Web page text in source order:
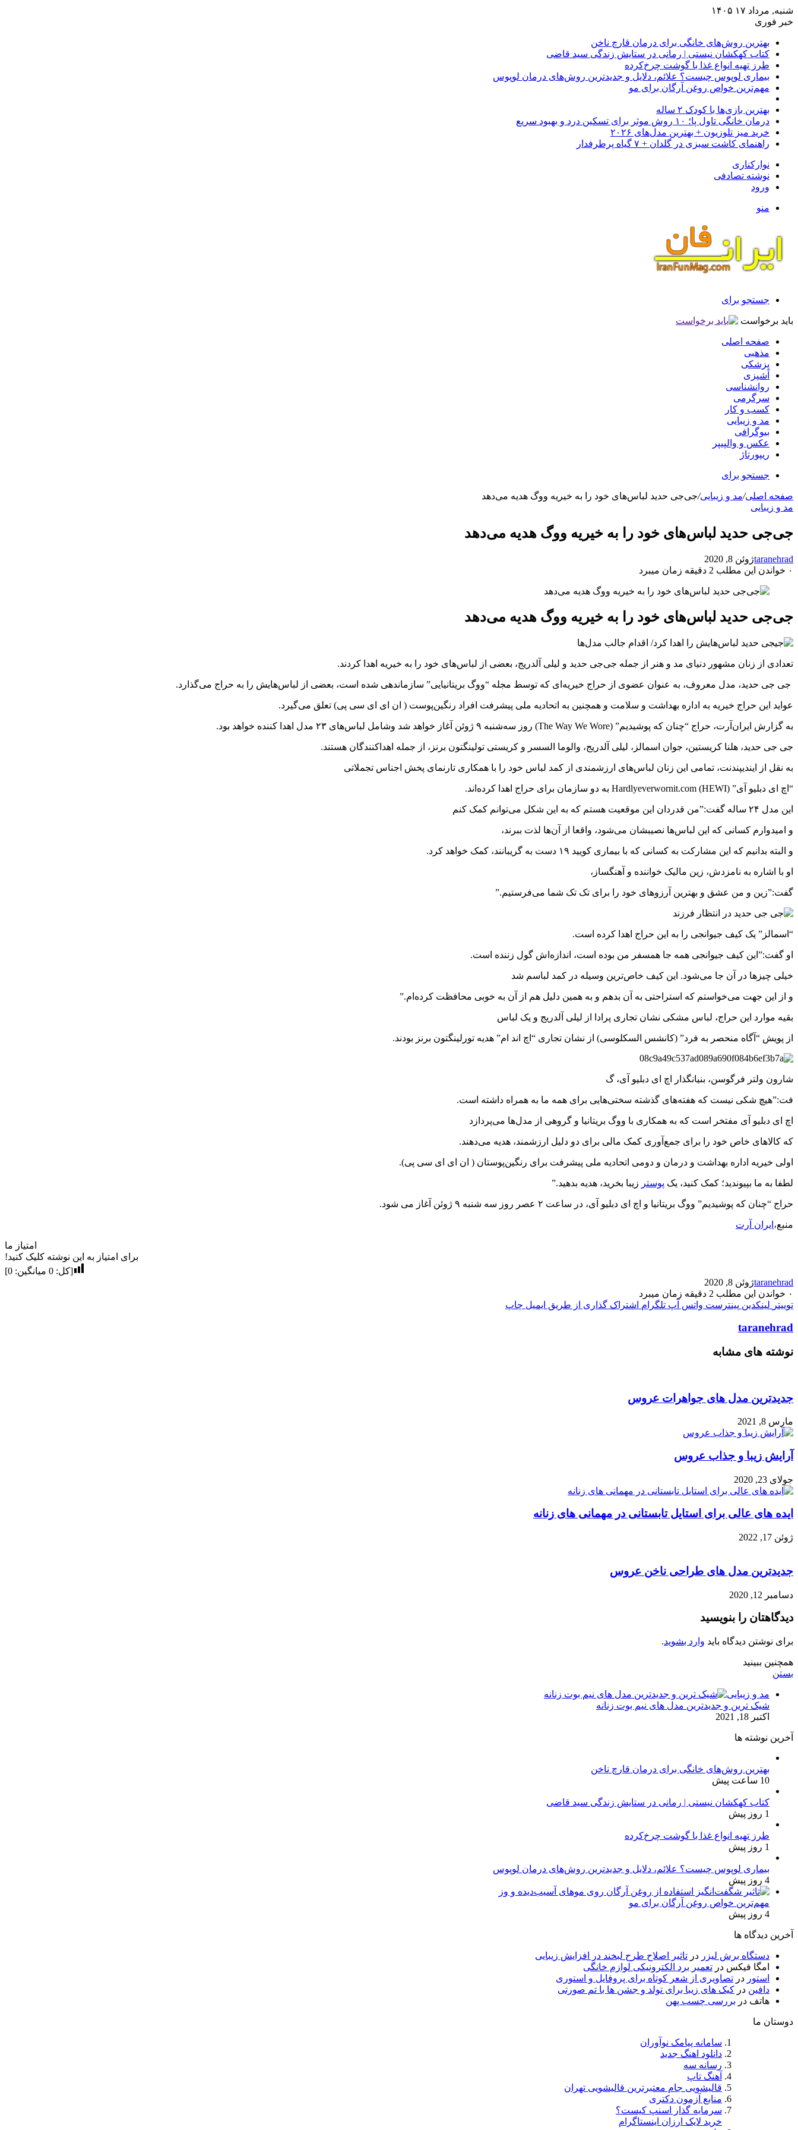
شنبه, مرداد ۱۷ ۱۴۰۵
خبر فوری
بهترین روش‌های خانگی برای درمان قارچ ناخن
کتاب کهکشان نیستی | رمانی در ستایش زندگی سید قاضی
طرز تهیه انواع غذا با گوشت چرخ‌کرده
بیماری لوپوس چیست؟ علائم، دلایل و جدیدترین روش‌های درمان لوپوس
مهم‌ترین خواص روغن آرگان برای مو
بهترین بازی‌ها با کودک ۲ ساله
درمان خانگی تاول پا؛ ۱۰ روش موثر برای تسکین درد و بهبود سریع
خرید میز تلوزیون + بهترین مدل‌های ۲۰۲۶
راهنمای کاشت سبزی در گلدان + ۷ گیاه پرطرفدار
نوارکناری
نوشته تصادفی
ورود
منو
جستجو برای
باید برخواست
صفحه اصلی
مذهبی
پزشکی
آشپزی
روانشناسی
سرگرمی
کسب و کار
مد و زیبایی
بیوگرافی
عکس و والپیپر
ریپورتاژ
جستجو برای
صفحه اصلی/مد و زیبایی/جی‌جی حدید لباس‌های خود را به خیریه ووگ هدیه می‌دهد
مد و زیبایی
جی‌جی حدید لباس‌های خود را به خیریه ووگ هدیه می‌دهد
taranehradژوئن 8, 2020
۰ خواندن این مطلب 2 دقیقه زمان میبرد
جی‌جی حدید لباس‌های خود را به خیریه ووگ هدیه می‌دهد
تعدادی از زنان مشهور دنیای مد و هنر از جمله جی‌جی حدید و لیلی آلدریج، بعضی از لباس‌های خود را به خیریه اهدا کردند.
جی جی حدید، مدل معروف، به عنوان عضوی از حراج خیریه‌ای که توسط مجله “ووگ بریتانیایی” سازماندهی شده است، بعضی از لباس‌هایش را به حراج می‌گذارد.
عواید این حراج خیریه به اداره بهداشت و سلامت و همچنین به اتحادیه ملی پیشرفت افراد رنگین‌پوست ( ان ای ای سی پی) تعلق می‌گیرد.
به گزارش ایران‌آرت، حراج “‌چنان که پوشیدیم” (The Way We Wore) روز سه‌شنبه ۹ ژوئن آغاز خواهد شد وشامل لباس‌های ۲۳ مدل اهدا کننده خواهد بود.
جی جی حدید، هلنا کریستین، جوان اسمالز، لیلی آلدریج، والوما السسر و کریستی تولینگتون برنز، از جمله اهداکنندگان هستند.
به نقل از ایندیپندنت، تمامی این زنان لباس‌های ارزشمندی از کمد لباس خود را با همکاری تارنمای پخش اجناس تجملاتی
“اچ ای دبلیو آی” (Hardlyeverwornit.com (HEWI به دو سازمان برای حراج اهدا کرده‌اند.
این مدل ۲۴ ساله گفت:”من قدردان این موقعیت هستم که به این شکل می‌توانم کمک کنم
و امیدوارم کسانی که این لباس‌‌ها نصیبشان می‌شود، واقعا از آن‌ها لذت ببرند،
و البته بدانیم که این مشارکت به کسانی که با بیماری کویید ۱۹ دست به گریبانند، کمک خواهد کرد.
او با اشاره به نامزدش، زین مالیک خواننده و آهنگساز،
گفت:”زین و من عشق و بهترین آرزوهای خود را برای تک تک شما می‌فرستیم.”
“اسمالز” یک کیف جیوانجی را به این حراج اهدا کرده است.
او گفت:”‌این کیف جیوانجی همه جا همسفر من بوده است، اندازه‌اش گول زننده است.
خیلی چیزها در آن جا می‌شود. این کیف خاص‌ترین وسیله در کمد لباسم شد
و از این جهت می‌خواستم که استراحتی به آن بدهم و به همین دلیل هم از آن به خوبی محافظت کرده‌ام.”
بقیه موارد این حراج، لباس مشکی نشان تجاری پرادا از لیلی آلدریج و یک لباس
از پویش “آگاه منحصر به فرد” (کانشس السکلوسی) از نشان تجاری “اچ اند ام” هدیه تورلینگتون برنز بودند.
شارون ولتر فرگوسن، بنیانگذار اچ ای دبلیو آی، گ
فت:”هیچ شکی نیست که هفته‌های گذشته سختی‌هایی برای همه ما به همراه داشته است.
اچ ای دبلیو آی مفتخر است که به همکاری با ووگ بریتانیا و گروهی از مدل‌ها می‌پردازد
که کالاهای خاص خود را برای جمع‌آوری کمک مالی برای دو دلیل ارزشمند، هدیه می‌دهند.
اولی خیریه اداره بهداشت و درمان و دومی اتحادیه ملی پیشرفت برای رنگین‌پوستان ( ان ای ای سی پی).
لطفا به ما بپیوندید؛ کمک کنید، یک پوستر زیبا بخرید، هدیه بدهید.”
حراج “چنان که پوشیدیم” ووگ بریتانیا و اچ ای دبلیو آی، در ساعت ۲ عصر روز سه شنبه ۹ ژوئن آغاز می شود.
منبع، ایران آرت
امتیاز ما
برای امتیاز به این نوشته کلیک کنید!
[کل: 0 میانگین: 0
]
taranehradژوئن 8, 2020
۰ خواندن این مطلب 2 دقیقه زمان میبرد
توییتر لینکدین پینترست واتس آپ تلگرام اشتراک گذاری از طریق ایمیل چاپ
taranehrad
نوشته های مشابه
جدیدترین مدل های جواهرات عروس
مارس 8, 2021
آرایش زیبا و جذاب عروس
جولای 23, 2020
ایده های عالی برای استایل تابستانی در مهمانی های زنانه
ژوئن 17, 2022
جدیدترین مدل های طراحی ناخن عروس
دسامبر 12, 2020
دیدگاهتان را بنویسید
برای نوشتن دیدگاه باید وارد بشوید.
همچنین ببینید
بستن
مد و زیبایی
شیک ترین و جدیدترین مدل های نیم بوت زنانه
اکتبر 18, 2021
آخرین نوشته ها
بهترین روش‌های خانگی برای درمان قارچ ناخن
10 ساعت پیش
کتاب کهکشان نیستی | رمانی در ستایش زندگی سید قاضی
1 روز پیش
طرز تهیه انواع غذا با گوشت چرخ‌کرده
1 روز پیش
بیماری لوپوس چیست؟ علائم، دلایل و جدیدترین روش‌های درمان لوپوس
4 روز پیش
مهم‌ترین خواص روغن آرگان برای مو
4 روز پیش
آخرین دیدگاه ها
دستگاه برش لیزر در تاثیر اصلاح طرح لبخند در افزایش زیبایی
امگا فیکس در تعمیر برد الکترونیکی لوازم خانگی
استور در تصاویری از شعر کوتاه برای پروفایل و استوری
دافین در کیک های زیبا برای تولد و جشن ها با تم صورتی
هاتف در بررسی چسب پهن
دوستان ما
سامانه پیامک نوآوران
دانلود اهنگ جدید
رسانه سه
آهنگ تاپ
قالیشویی جام معتبرترین قالیشویی تهران
منابع آزمون دکتری
سرمایه گذار اسنپ کیست؟
خرید لایک ارزان اینستاگرام